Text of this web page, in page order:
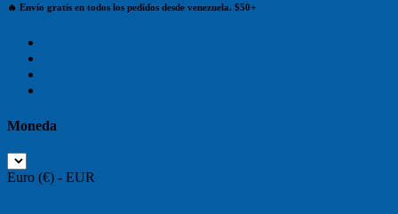
🔥 Envío gratis en todos los pedidos desde venezuela. $50+
Moneda
Euro (€) - EUR